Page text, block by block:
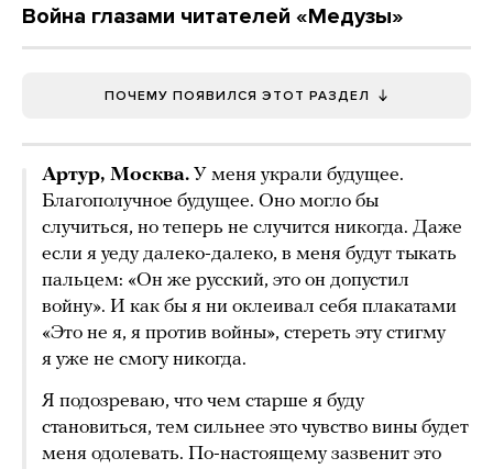
Война глазами читателей «Медузы»
ПОЧЕМУ ПОЯВИЛСЯ ЭТОТ РАЗДЕЛ
Артур, Москва. У меня украли будущее.
Благополучное будущее. Оно могло бы
случиться, но теперь не случится никогда. Даже
если я уеду далеко-далеко, в меня будут тыкать
пальцем: «Он же русский, это он допустил
войну». И как бы я ни оклеивал себя плакатами
«Это не я, я против войны», стереть эту стигму
я уже не смогу никогда.
Я подозреваю, что чем старше я буду
становиться, тем сильнее это чувство вины будет
меня одолевать. По-настоящему зазвенит это